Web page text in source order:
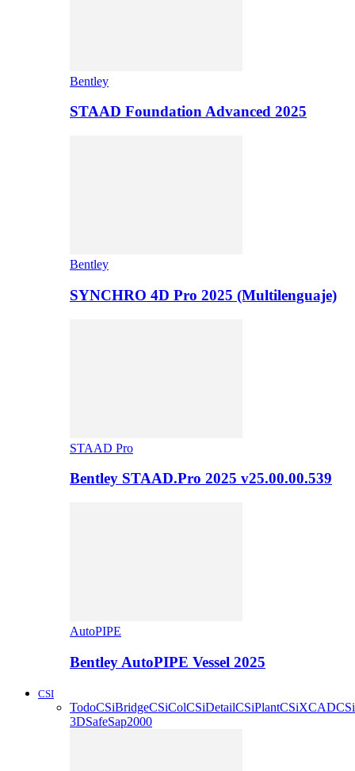
Bentley
STAAD Foundation Advanced 2025
Bentley
SYNCHRO 4D Pro 2025 (Multilenguaje)
STAAD Pro
Bentley STAAD.Pro 2025 v25.00.00.539
AutoPIPE
Bentley AutoPIPE Vessel 2025
CSI
TodoCSiBridgeCSiColCSiDetailCSiPlantCSiXCAD
3DSafeSap2000